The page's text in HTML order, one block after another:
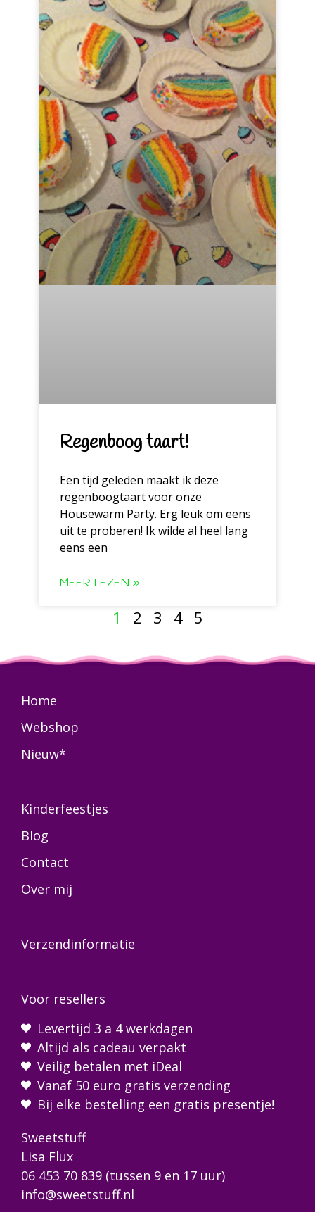
Regenboog taart!
Een tijd geleden maakt ik deze
regenboogtaart voor onze
Housewarm Party. Erg leuk om eens
uit te proberen! Ik wilde al heel lang
eens een
MEER LEZEN »
1 2 3 4 5
Home
Webshop
Nieuw*
Kinderfeestjes
Blog
Contact
Over mij
Verzendinformatie
Voor resellers
Levertijd 3 a 4 werkdagen
Altijd als cadeau verpakt
Veilig betalen met iDeal
Vanaf 50 euro gratis verzending
Bij elke bestelling een gratis presentje!
Sweetstuff
Lisa Flux
06 453 70 839 (tussen 9 en 17 uur)
info@sweetstuff.nl